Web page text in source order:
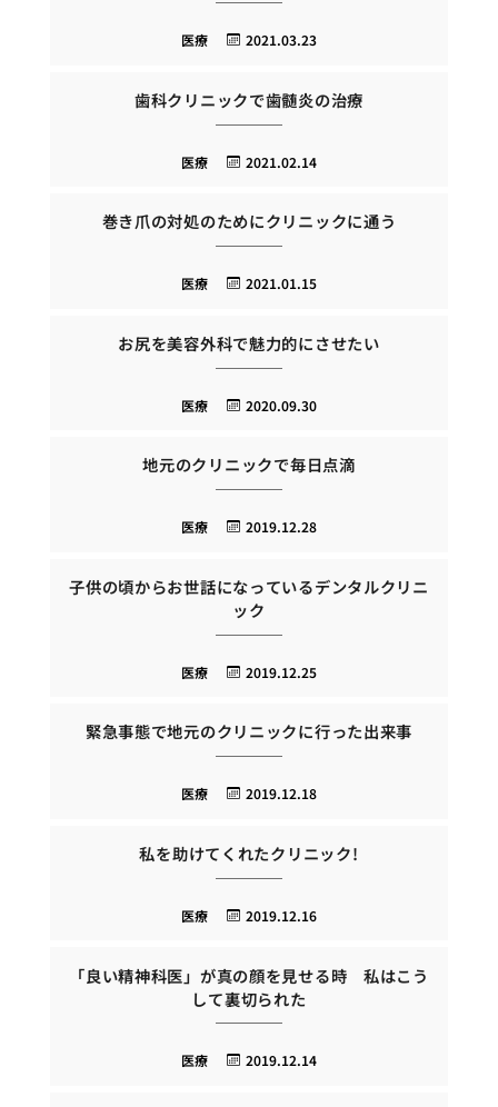
2021.03.23
医療
歯科クリニックで歯髄炎の治療
2021.02.14
医療
巻き爪の対処のためにクリニックに通う
2021.01.15
医療
お尻を美容外科で魅力的にさせたい
2020.09.30
医療
地元のクリニックで毎日点滴
2019.12.28
医療
子供の頃からお世話になっているデンタルクリニ
ック
2019.12.25
医療
緊急事態で地元のクリニックに行った出来事
2019.12.18
医療
私を助けてくれたクリニック!
2019.12.16
医療
「良い精神科医」が真の顔を見せる時 私はこう
して裏切られた
2019.12.14
医療